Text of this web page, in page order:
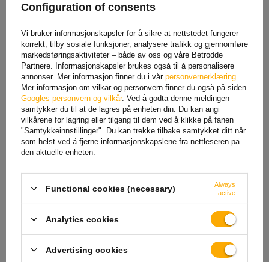
snor, blått hus
1 136,74 NOK netto 196,66 NOK netto
1150 kg Knott vinsj med
1 060,97 NOKnetto
Trådløs fjernkontroll for
universalvinsjer
305,11 NOKnetto
Configuration of consents
Vi bruker informasjonskapsler for å sikre at nettstedet fungerer
korrekt, tilby sosiale funksjoner, analysere trafikk og gjennomføre
markedsføringsaktiviteter – både av oss og våre Betrodde
Partnere. Informasjonskapsler brukes også til å personalisere
annonser. Mer informasjon finner du i vår personvernerklæring
Mer informasjon om vilkår og personvern finner du også på siden
Googles personvern og vilkår. Ved å godta denne meldingen
samtykker du til at de lagres på enheten din. Du kan angi
vilkårene for lagring eller tilgang til dem ved å klikke på fanen
"Samtykkeinnstillinger". Du kan trekke tilbake samtykket ditt når
som helst ved å fjerne informasjonskapslene fra nettleseren på
den aktuelle enheten.
Functional cookies (necessary)
Always
active
Analytics cookies
Advertising cookies